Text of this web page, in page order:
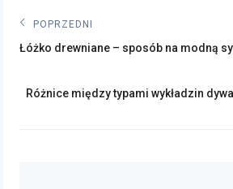
Nawigacja
wpisu
POPRZEDNI
Poprzedni
Łóżko drewniane – sposób na modną
Kolejny
Różnice między typami wykładzin